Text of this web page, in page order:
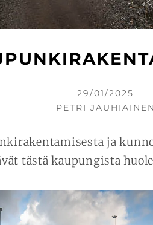
KIRJOITETTU
29/01/2025
KIRJOITTAJA
PETRI JAUHIAINEN
ja
tästä kaupungista